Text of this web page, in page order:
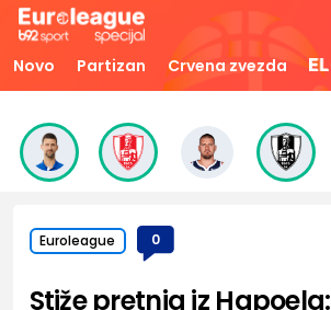
Novo Partizan Crvena zvezda
Euroleague 0
Stiže pretnja iz Hapoela: